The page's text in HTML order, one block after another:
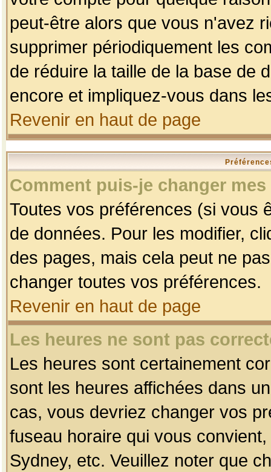
peut-être alors que vous n'avez
supprimer périodiquement les
de réduire la taille de la base de
encore et impliquez-vous dans
Revenir en haut de page
Comment puis-je changer
Toutes vos préférences (si vous
de données. Pour les modifier,
des pages, mais cela peut ne
changer toutes vos préférences.
Revenir en haut de page
Les heures ne sont pas
Les heures sont certainement
sont les heures affichées dans
cas, vous devriez changer vos
fuseau horaire qui vous
Sydney, etc. Veuillez noter que